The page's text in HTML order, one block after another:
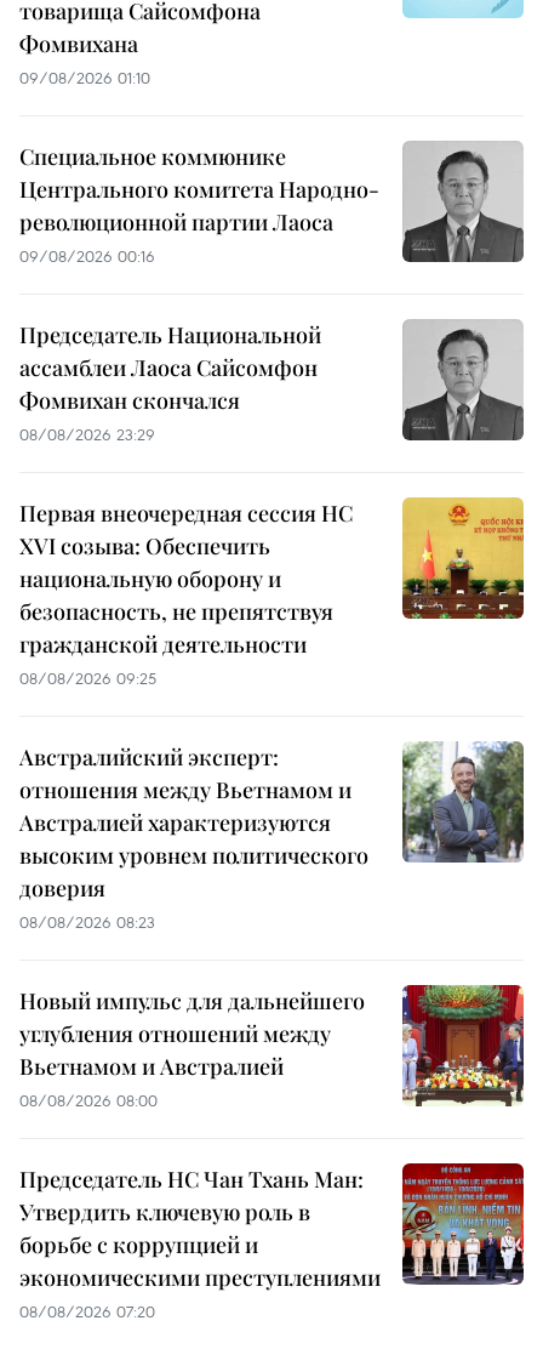
товарища Сайсомфона
Фомвихана
09/08/2026 01:10
Специальное коммюнике
Центрального комитета Народно-
революционной партии Лаоса
09/08/2026 00:16
Председатель Национальной
ассамблеи Лаоса Сайсомфон
Фомвихан скончался
08/08/2026 23:29
Первая внеочередная сессия НС
XVI созыва: Обеспечить
национальную оборону и
безопасность, не препятствуя
гражданской деятельности
08/08/2026 09:25
Австралийский эксперт:
отношения между Вьетнамом и
Австралией характеризуются
высоким уровнем политического
доверия
08/08/2026 08:23
Новый импульс для дальнейшего
углубления отношений между
Вьетнамом и Австралией
08/08/2026 08:00
Председатель НС Чан Тхань Ман:
Утвердить ключевую роль в
борьбе с коррупцией и
экономическими преступлениями
08/08/2026 07:20